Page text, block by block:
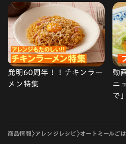
発明60周年！！チキンラー
メン特集
動
ニ
で
商品情報 アレンジレシピ オートミールご